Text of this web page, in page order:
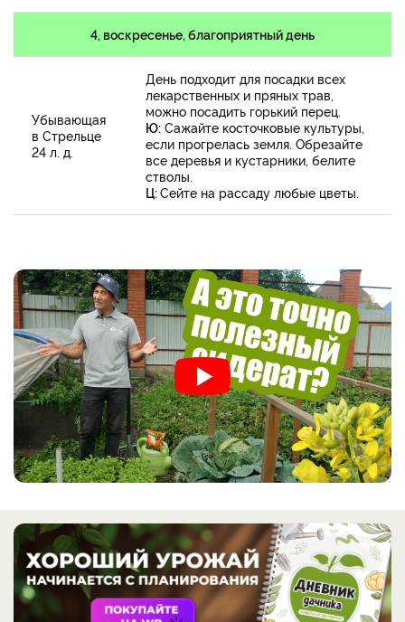
4, воскресенье, благоприятный день
Убывающая
в Стрельце
24 л. д.
День подходит для посадки всех
лекарственных и пряных трав,
можно посадить горький перец.
Ю: Сажайте косточковые культуры,
если прогрелась земля. Обрезайте
все деревья и кустарники, белите
стволы.
Ц:Сейте на рассаду любые цветы.